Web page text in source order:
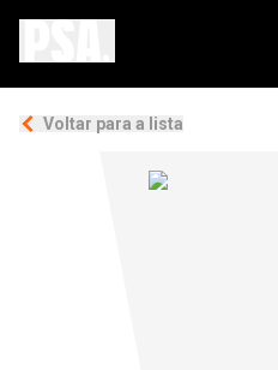
Voltar para a lista